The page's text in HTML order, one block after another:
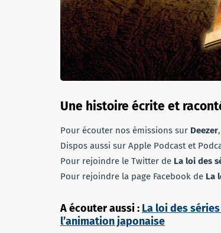
Une histoire écrite et
Pour écouter nos émissions sur Deezer
Dispos aussi sur Apple Podcast et
Pour rejoindre le Twitter de La loi des
Pour rejoindre la page Facebook de La
A écouter aussi : La loi des
l’animation japonaise